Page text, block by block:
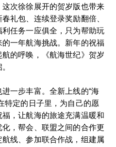
次徐徐展开的贺岁版也带来
礼包、连续登录奖励翻倍、
任务一应俱全，只为帮助玩
一年航海挑战。新年的祝福
的呼唤，《航海世纪》贺岁
一步丰富。全新上线的“海
特定的日子里，为自己的愿
，让航海的旅途充满温暖和
，帮会、联盟之间的合作更
线、参加联合作战，组建属